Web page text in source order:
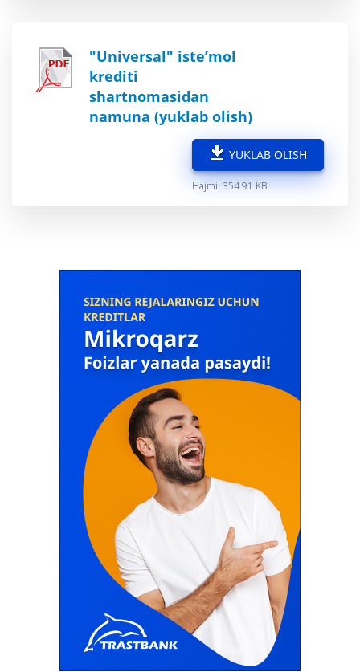
"Universal" iste’mol
krediti
shartnomasidan
namuna (yuklab olish)
YUKLAB OLISH
Hajmi: 354.91 KB